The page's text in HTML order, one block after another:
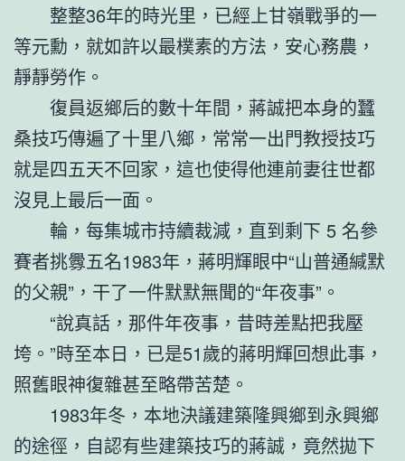
整整36年的時光里，已經上甘嶺戰爭的一
等元勳，就如許以最樸素的方法，安心務農，
靜靜勞作。
復員返鄉后的數十年間，蔣誠把本身的蠶
桑技巧傳遍了十里八鄉，常常一出門教授技巧
就是四五天不回家，這也使得他連前妻往世都
沒見上最后一面。
輪，每集城市持續裁減，直到剩下 5 名參
賽者挑釁五名1983年，蔣明輝眼中“山普通緘默
的父親”，干了一件默默無聞的“年夜事”。
“說真話，那件年夜事，昔時差點把我壓
垮。”時至本日，已是51歲的蔣明輝回想此事，
照舊眼神復雜甚至略帶苦楚。
1983年冬，本地決議建築隆興鄉到永興鄉
的途徑，自認有些建築技巧的蔣誠，竟然拋下